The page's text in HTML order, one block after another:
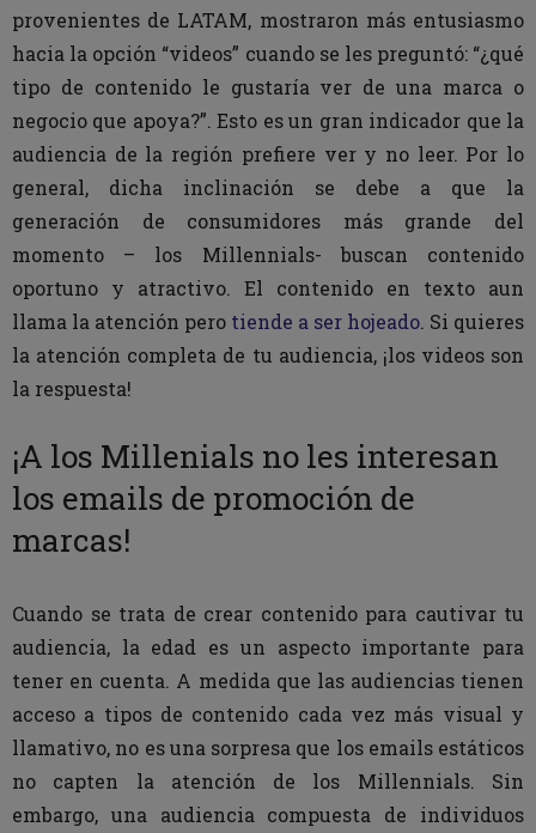
provenientes de LATAM, mostraron más entusiasmo
hacia la opción “videos” cuando se les preguntó: “¿qué
tipo de contenido le gustaría ver de una marca o
negocio que apoya?”. Esto es un gran indicador que la
audiencia de la región prefiere ver y no leer. Por lo
general, dicha inclinación se debe a que la
generación de consumidores más grande del
momento – los Millennials- buscan contenido
oportuno y atractivo. El contenido en texto aun
llama la atención pero tiende a ser hojeado. Si quieres
la atención completa de tu audiencia, ¡los videos son
la respuesta!
¡A los Millenials no les interesan
los emails de promoción de
marcas!
Cuando se trata de crear contenido para cautivar tu
audiencia, la edad es un aspecto importante para
tener en cuenta. A medida que las audiencias tienen
acceso a tipos de contenido cada vez más visual y
llamativo, no es una sorpresa que los emails estáticos
no capten la atención de los Millennials. Sin
embargo, una audiencia compuesta de individuos